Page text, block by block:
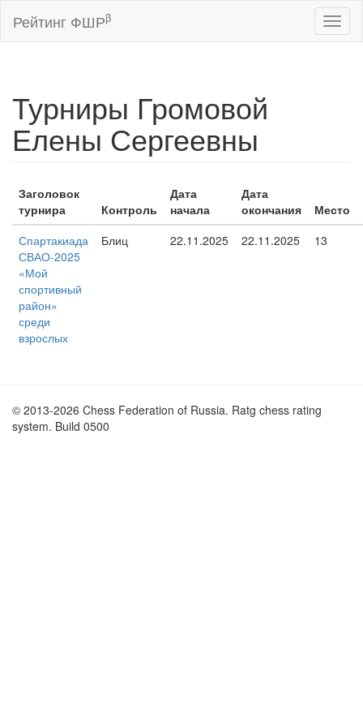
Рейтинг ФШРβ
Турниры Громовой
Елены Сергеевны
Заголовок
турнира
Контроль
Дата
начала
Дата
окончания
Место
Спартакиада
СВАО-2025
«Мой
спортивный
район»
среди
взрослых
Блиц 22.11.2025 22.11.2025 13
© 2013-2026 Chess Federation of Russia. Ratg chess rating
system. Build 0500